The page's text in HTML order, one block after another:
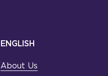
ENGLISH
About Us